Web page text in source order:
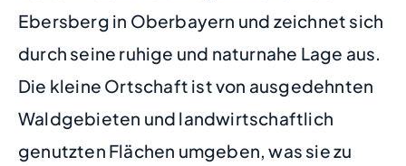
Ebersberg in Oberbayern und zeichnet sich
durch seine ruhige und naturnahe Lage aus.
Die kleine Ortschaft ist von ausgedehnten
Waldgebieten und landwirtschaftlich
genutzten Flächen umgeben, was sie zu